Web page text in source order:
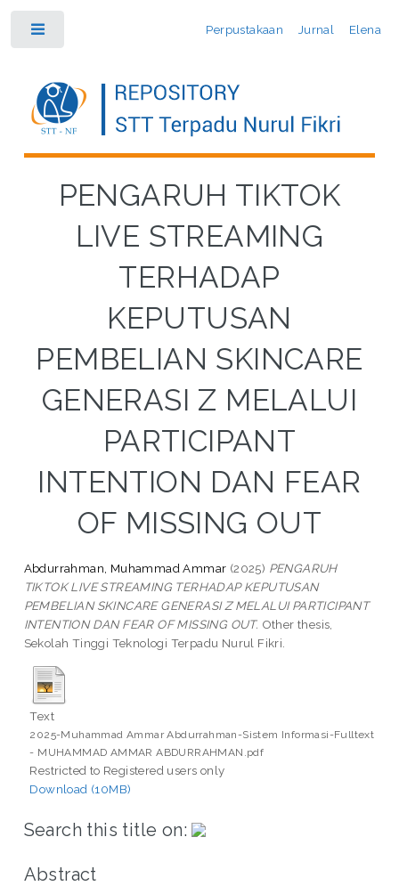
Perpustakaan Jurnal Elena
PENGARUH TIKTOK
LIVE STREAMING
TERHADAP
KEPUTUSAN
PEMBELIAN SKINCARE
GENERASI Z MELALUI
PARTICIPANT
INTENTION DAN FEAR
OF MISSING OUT
Abdurrahman, Muhammad Ammar (2025) PENGARUH
TIKTOK LIVE STREAMING TERHADAP KEPUTUSAN
PEMBELIAN SKINCARE GENERASI Z MELALUI PARTICIPANT
INTENTION DAN FEAR OF MISSING OUT. Other thesis,
Sekolah Tinggi Teknologi Terpadu Nurul Fikri.
Text
2025-Muhammad Ammar Abdurrahman-Sistem Informasi-Fulltext
- MUHAMMAD AMMAR ABDURRAHMAN.pdf
Restricted to Registered users only
Download (10MB)
Search this title on:
Abstract